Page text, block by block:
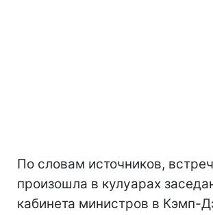
По словам источников,
произошла в кулуарах
кабинета министров в Кэмп-